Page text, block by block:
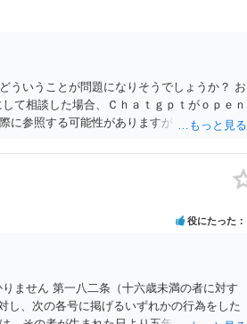
ういうことが問題になりそうでしょうか？ お
て相談した場合、Ｃｈａｔｇｐｔがｏｐｅｎ
に参照する可能性がありますが、個人名や会
、名誉棄損として、個人や会社に対する誹謗
ろん、誰がその内容をｃｈａｔｇｐｔに入力
問われることはないでしょう。 私見ながらご
役にたった
ません 第一八二条（十六歳未満の者に対す
、次の各号に掲げるいずれかの行為をした